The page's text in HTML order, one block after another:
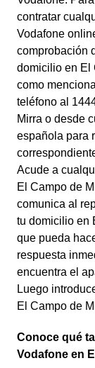
contratar
Vodafone
comprobación
domicilio en El
como
teléfono al
Mirra o desde
española para
Acude a
El Campo de
comunica al
tu domicilio en
que pueda
respuesta
encuentra el
Luego
El Campo de
Conoce qué
Vodafone en